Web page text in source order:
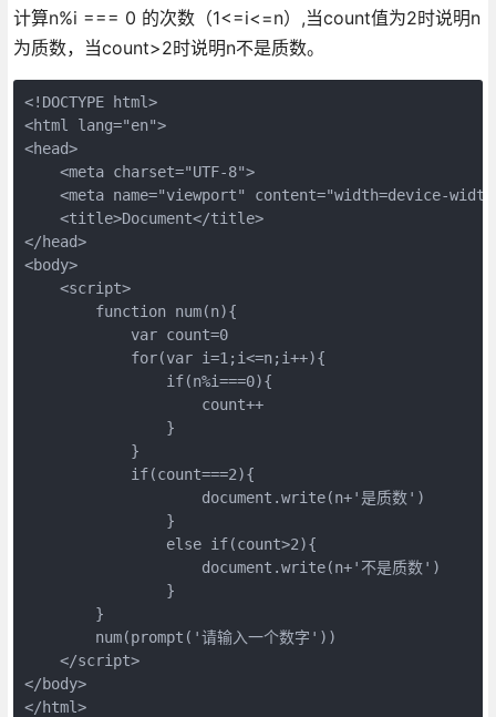
计算n%i === 0 的次数（1<=i<=n）,当count值为2时说明n
为质数，当count>2时说明n不是质数。
<!DOCTYPE html>
<html lang="en">
<head>
    <meta charset="UTF-8">
<meta name="viewport" content="width=device-
    <title>Document</title>
</head>
<body>
    <script>
        function num(n){
            var count=0
            for(var i=1;i<=n;i++){
                if(n%i===0){
                    count++
                }
            }
            if(count===2){
                    document.write(n+'是质数')
                }
                else if(count>2){
                    document.write(n+'不是质数')
                }
        }
        num(prompt('请输入一个数字'))
    </script>
</body>
</html>